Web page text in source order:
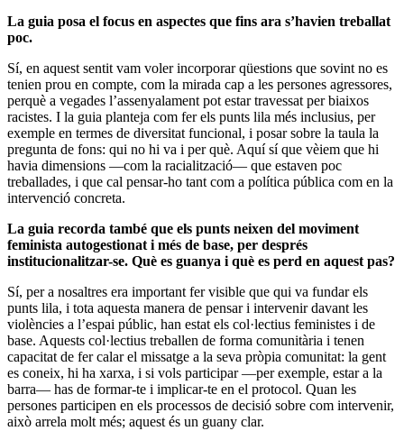
La guia posa el focus en aspectes que fins ara s’havien treballat
poc.
Sí, en aquest sentit vam voler incorporar qüestions que sovint no es
tenien prou en compte, com la mirada cap a les persones agressores,
perquè a vegades l’assenyalament pot estar travessat per biaixos
racistes. I la guia planteja com fer els punts lila més inclusius, per
exemple en termes de diversitat funcional, i posar sobre la taula la
pregunta de fons: qui no hi va i per què. Aquí sí que vèiem que hi
havia dimensions —com la racialització— que estaven poc
treballades, i que cal pensar-ho tant com a política pública com en la
intervenció concreta.
La guia recorda també que els punts neixen del moviment
feminista autogestionat i més de base, per després
institucionalitzar-se. Què es guanya i què es perd en aquest pas?
Sí, per a nosaltres era important fer visible que qui va fundar els
punts lila, i tota aquesta manera de pensar i intervenir davant les
violències a l’espai públic, han estat els col·lectius feministes i de
base. Aquests col·lectius treballen de forma comunitària i tenen
capacitat de fer calar el missatge a la seva pròpia comunitat: la gent
es coneix, hi ha xarxa, i si vols participar —per exemple, estar a la
barra— has de formar-te i implicar-te en el protocol. Quan les
persones participen en els processos de decisió sobre com intervenir,
això arrela molt més; aquest és un guany clar.